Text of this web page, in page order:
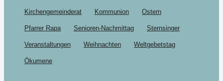
Kirchengemeinderat Kommunion Ostern
Pfarrer Rapa Senioren-Nachmittag Sternsinger
Veranstaltungen Weihnachten Weltgebetstag
Ökumene